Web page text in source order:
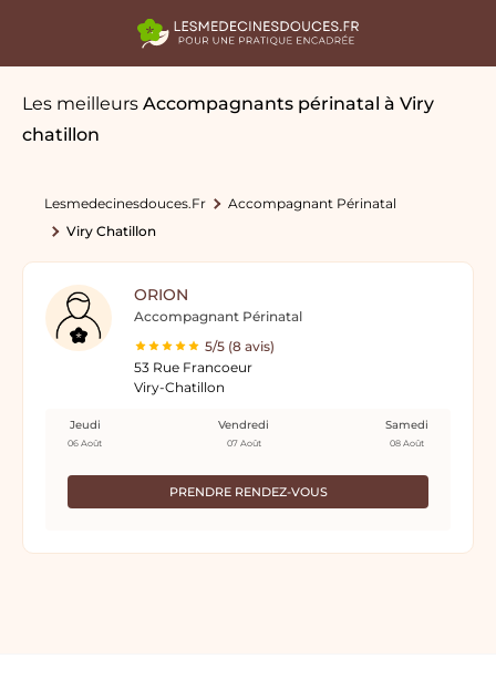
Les meilleurs Accompagnants périnatal à Viry
chatillon
Lesmedecinesdouces.fr
Accompagnant Périnatal
Viry Chatillon
ORION
Accompagnant Périnatal
5/5 (8 avis)
53 Rue Francoeur
Viry-Chatillon
PRENDRE RENDEZ-VOUS
Jeudi
06 Août
Vendredi
07 Août
Samedi
08 Août